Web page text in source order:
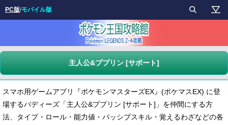
主人公&ププリン [サポート]
スマホ用ゲームアプリ『ポケモンマスターズEX』(ポケマスEX) に登
場するバディーズ「主人公&ププリン [サポート]」を仲間にする方
法、タイプ・ロール・能力値・パッシブスキル・覚えるわざなどの各
PC版/モバイル版